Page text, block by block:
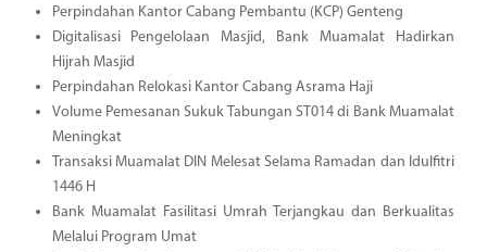
Perpindahan Kantor Cabang Pembantu (KCP) Genteng
Digitalisasi Pengelolaan Masjid, Bank Muamalat Hadirkan
Hijrah Masjid
Perpindahan Relokasi Kantor Cabang Asrama Haji
Volume Pemesanan Sukuk Tabungan ST014 di Bank Muamalat
Meningkat
Transaksi Muamalat DIN Melesat Selama Ramadan dan Idulfitri
1446 H
Bank Muamalat Fasilitasi Umrah Terjangkau dan Berkualitas
Melalui Program Umat